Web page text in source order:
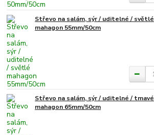
Střevo na salám, sýr / uditelné / světlé
mahagon 55mm/50cm
Střevo na salám, sýr / uditelné / tmavé
mahagon 65mm/50cm